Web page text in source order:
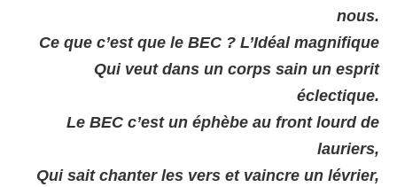
nous.
Ce que c’est que le BEC ? L’Idéal magnifique
Qui veut dans un corps sain un esprit
éclectique.
Le BEC c’est un éphèbe au front lourd de
lauriers,
Qui sait chanter les vers et vaincre un lévrier,